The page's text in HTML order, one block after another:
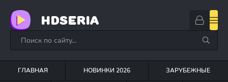
HDSERIA
ГЛАВНАЯ НОВИНКИ 2026 ЗАРУБЕЖНЫЕ